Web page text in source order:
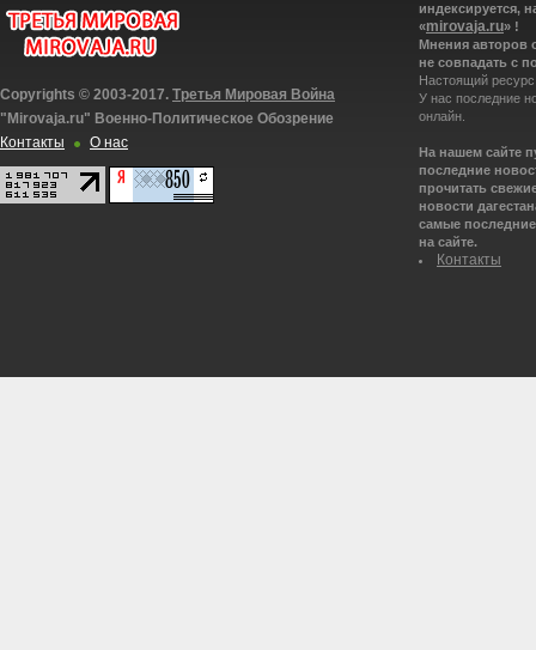
Copyrights © 2003-2017. Третья Мировая Война
"Mirovaja.ru" Военно-Политическое Обозрение
Контакты
О нас
индексируется,
«mirovaja.ru» !
Мнения авторов
не совпадать с
Настоящий
У нас последние
онлайн.
На нашем сайте
последние
прочитать
новости
самые
на сайте.
Контакты